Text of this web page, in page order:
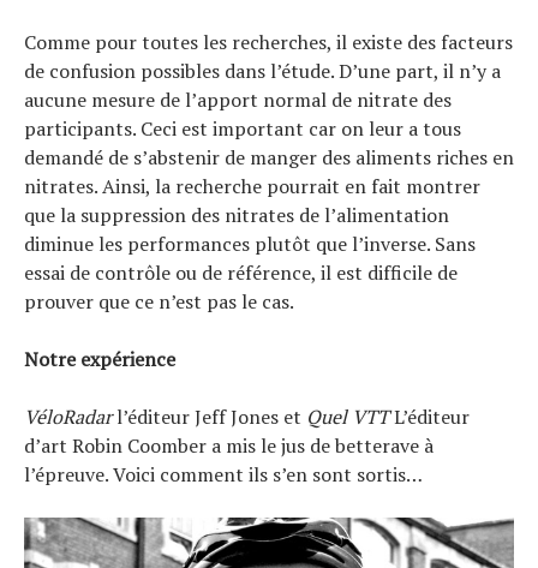
Comme pour toutes les recherches, il existe des facteurs
de confusion possibles dans l’étude. D’une part, il n’y a
aucune mesure de l’apport normal de nitrate des
participants. Ceci est important car on leur a tous
demandé de s’abstenir de manger des aliments riches en
nitrates. Ainsi, la recherche pourrait en fait montrer
que la suppression des nitrates de l’alimentation
diminue les performances plutôt que l’inverse. Sans
essai de contrôle ou de référence, il est difficile de
prouver que ce n’est pas le cas.
Notre expérience
VéloRadarl’éditeur Jeff Jones et Quel VTTL’éditeur
d’art Robin Coomber a mis le jus de betterave à
l’épreuve. Voici comment ils s’en sont sortis…